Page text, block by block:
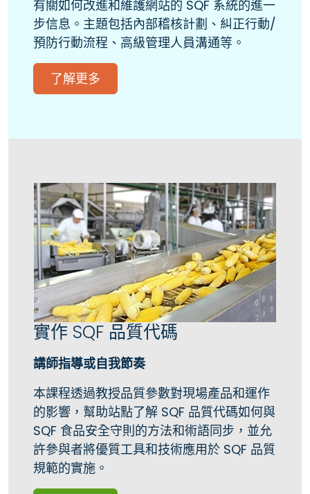
有關如何改進和維護網站的 SQF 系統的進一
步信息。主題包括內部稽核計劃、糾正行動/
預防行動流程、高級管理人員溝通等。
了解更多
實作 SQF 品質代碼
講師指導或自我節奏
本課程透過教授品質參數對現場產品和運作
的影響，幫助站點了解 SQF 品質代碼如何與
SQF 食品安全守則的方法和術語同步，並允
許參與者將優質工具和技術應用於 SQF 品質
規範的實施。